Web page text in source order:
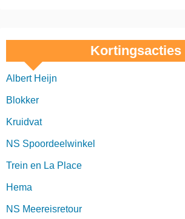
Kortingsacties
Albert Heijn
Blokker
Kruidvat
NS Spoordeelwinkel
Trein en La Place
Hema
NS Meereisretour